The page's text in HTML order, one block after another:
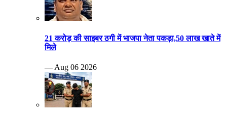
21 करोड़ की साइबर ठगी में भाजपा नेता पकड़ा,50 लाख खाते में
मिले
— Aug 06 2026